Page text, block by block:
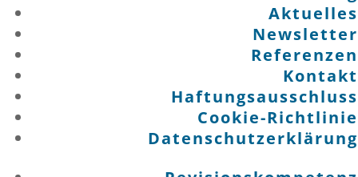
Aktuelles
Newsletter
Referenzen
Kontakt
Haftungsausschluss
Cookie-Richtlinie
Datenschutzerklärung